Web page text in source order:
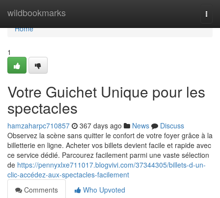
wildbookmarks
Home
Home
1
Votre Guichet Unique pour les
spectacles
hamzaharpc710857 367 days ago News
Discuss
Observez la scène sans quitter le confort de votre foyer grâce à la
billetterie en ligne. Acheter vos billets devient facile et rapide avec
ce service dédié. Parcourez facilement parmi une vaste sélection
de https://pennyxlxe711017.blogvivi.com/37344305/billets-d-un-
clic-accédez-aux-spectacles-facilement
Comments
Who Upvoted